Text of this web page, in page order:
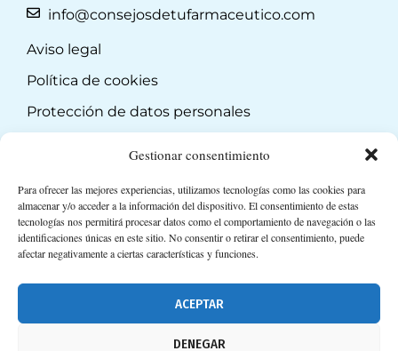
Gestionar consentimiento
Para ofrecer las mejores experiencias, utilizamos tecnologías como las cookies para
almacenar y/o acceder a la información del dispositivo. El consentimiento de estas
tecnologías nos permitirá procesar datos como el comportamiento de navegación o las
identificaciones únicas en este sitio. No consentir o retirar el consentimiento, puede
afectar negativamente a ciertas características y funciones.
ACEPTAR
DENEGAR
info@consejosdetufarmaceutico.com
Aviso legal
Política de cookies
Protección de datos personales